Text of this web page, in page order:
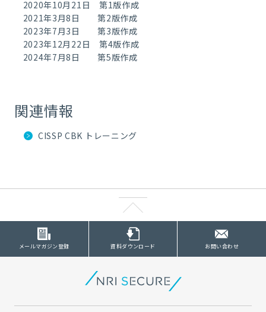
2020年10月21日 第1版作成
2021年3月8日 第2版作成
2023年7月3日 第3版作成
2023年12月22日 第4版作成
2024年7月8日 第5版作成
関連情報
CISSP CBK トレーニング
メールマガジン登録 資料ダウンロード お問い合わせ